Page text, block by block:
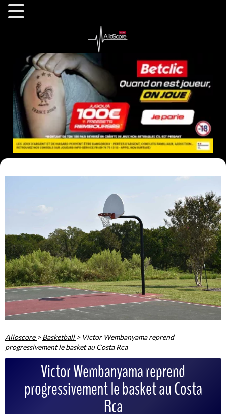
Alloscore >Basketball > Victor Wembanyama reprend
progressivement le basket au Costa Rca
Victor Wembanyama reprend
progressivement le basket au Costa
Rca